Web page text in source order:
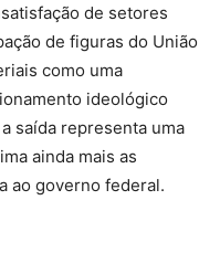
de setores
de figuras do União
como uma
ideológico
saída representa uma
ainda mais as
ao governo federal.